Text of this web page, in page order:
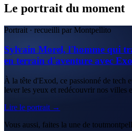
Le portrait du moment
Portrait · recueilli par Montpellito
Sylvain Morel, l'homme qui
en terrain d'aventure avec
À la tête d'Exod, ce passionné de tech
lever les yeux et redécouvrir nos villes
Lire le portrait →
Vous aussi, faites la une de